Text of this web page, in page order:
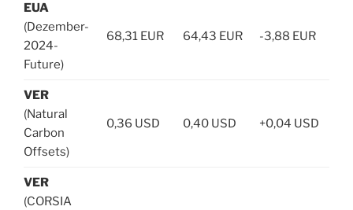
EUA
(Dezember-
2024-
Future)
68,31 EUR 64,43 EUR -3,88 EUR
VER
(Natural
Carbon
Offsets)
0,36 USD 0,40 USD +0,04 USD
VER
(CORSIA